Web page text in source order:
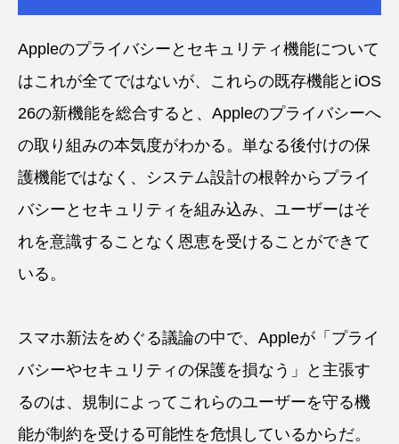
Appleのプライバシーとセキュリティ機能について
はこれが全てではないが、これらの既存機能とiOS
26の新機能を総合すると、Appleのプライバシーへ
の取り組みの本気度がわかる。単なる後付けの保
護機能ではなく、システム設計の根幹からプライ
バシーとセキュリティを組み込み、ユーザーはそ
れを意識することなく恩恵を受けることができて
いる。
スマホ新法をめぐる議論の中で、Appleが「プライ
バシーやセキュリティの保護を損なう」と主張す
るのは、規制によってこれらのユーザーを守る機
能が制約を受ける可能性を危惧しているからだ。